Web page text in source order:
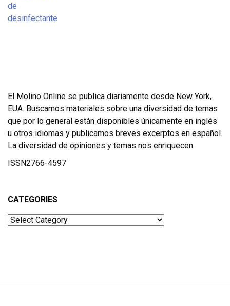
El Molino Online se publica diariamente desde New York,
EUA. Buscamos materiales sobre una diversidad de temas
que por lo general están disponibles únicamente en inglés
u otros idiomas y publicamos breves excerptos en español.
La diversidad de opiniones y temas nos enriquecen.
ISSN2766-4597
CATEGORIES
Categories